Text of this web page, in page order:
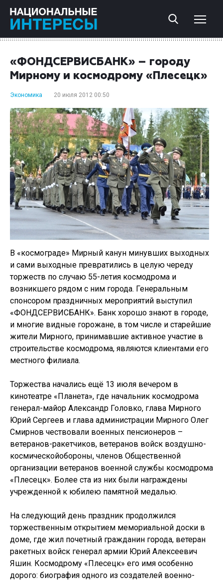
«ФОНДСЕРВИСБАНК» – городу
Мирному и космодрому «Плесецк»
Экономика 20 июля 2012 00:50
В «космограде» Мирный канун минувших выходных
и сами выходные превратились в целую череду
торжеств по случаю 55-летия космодрома и
возникшего рядом с ним города. Генеральным
спонсором праздничных мероприятий выступил
«ФОНДСЕРВИСБАНК». Банк хорошо знают в городе,
и многие видные горожане, в том числе и старейшие
жители Мирного, принимавшие активное участие в
строительстве космодрома, являются клиентами его
местного филиала.
Торжества начались ещё 13 июля вечером в
кинотеатре «Планета», где начальник космодрома
генерал-майор Александр Головко, глава Мирного
Юрий Сергеев и глава администрации Мирного Олег
Смирнов чествовали военных пенсионеров –
ветеранов-ракетчиков, ветеранов войск воздушно-
космическойобороны, членов Общественной
организации ветеранов военной службы космодрома
«Плесецк». Более ста из них были награждены
учрежденной к юбилею памятной медалью.
На следующий день праздник продолжился
торжественным открытием мемориальной доски в
доме, где жил почетный гражданин города, ветеран
ракетных войск генерал армии Юрий Алексеевич
Яшин. Космодрому «Плесецк» его имя особенно
дорого: биография одного из создателей военно-